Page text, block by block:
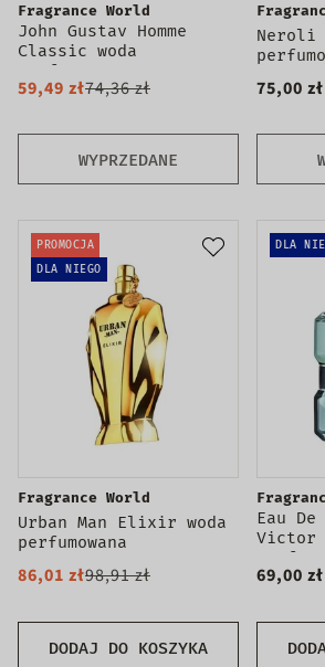
WYPRZEDANE
Fragrance World
John Gustav Homme
Classic woda
perfumowana
59,49 zł74,36 zł
Neroli
75,00 zł
PROMOCJA
DLA NIEGO
DODAJ DO KOSZYKA
Fragrance World
Urban Man Elixir woda
perfumowana
86,01 zł98,91 zł
DLA
Eau
Victor
69,00 zł